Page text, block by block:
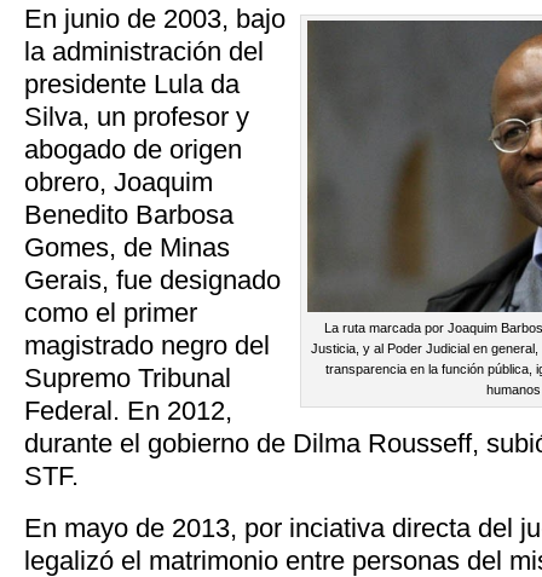
La ruta marcada por Joaquim
Justicia, y al Poder Judicial en
transparencia en la función pública,
En junio de 2003, bajo
la administración del
presidente Lula da
Silva, un profesor y
abogado de origen
obrero, Joaquim
Benedito Barbosa
Gomes, de Minas
Gerais, fue designado
como el primer
magistrado negro del
Supremo Tribunal
Federal. En 2012,
durante el gobierno de Dilma Rousseff,
STF.
En mayo de 2013, por inciativa directa del
legalizó el matrimonio entre personas del